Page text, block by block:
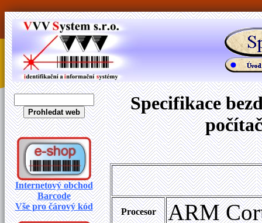
Internetový obchod
Barcode
Vše pro čárový kód
Specifikace
Procesor ARM